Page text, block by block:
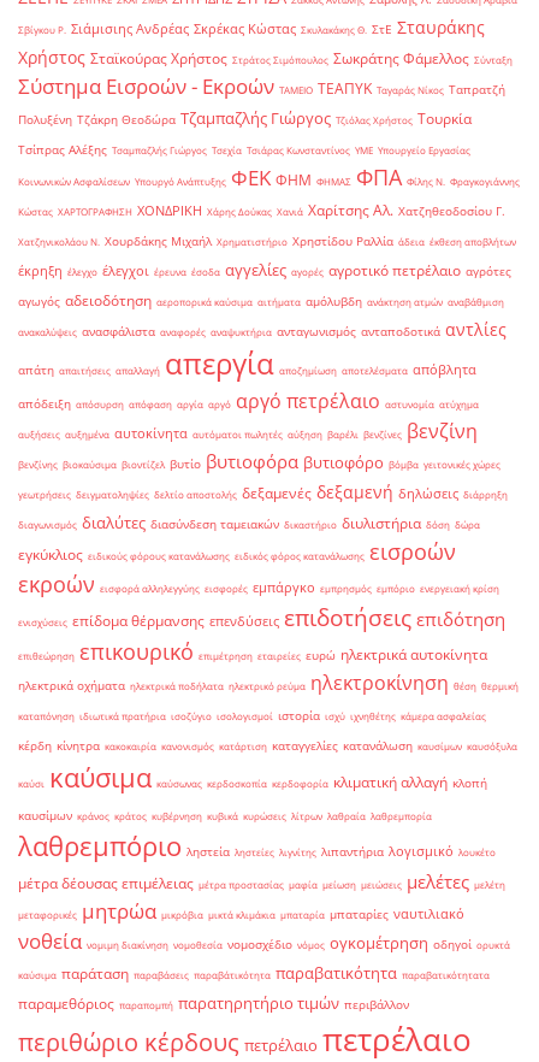
Σβίγκου Ρ. Σιάμισιης Ανδρέας Σκρέκας Κώστας Σκυλακάκης Θ. ΣτΕ Σταυράκης
Χρήστος Σταϊκούρας Χρήστος Στράτος Σιμόπουλος Σωκράτης Φάμελλος Σύνταξη
Σύστημα Εισροών - Εκροών ΤΑΜΕΙΟ ΤΕΑΠΥΚ Ταγαράς Νίκος Ταπρατζή
Πολυξένη Τζάκρη Θεοδώρα Τζαμπαζλής Γιώργος Τζιόλας Χρήστος Τουρκία
Τσίπρας Αλέξης Τσαμπαζλής Γιώργος Τσεχία Τσιάρας Κωνσταντίνος ΥΜΕ Υπουργείο Εργασίας
Κοινωνικών Ασφαλίσεων Υπουργό Ανάπτυξης ΦΕΚ ΦΗΜ ΦΗΜΑΣ ΦΠΑ Φίλης Ν. Φραγκογιάννης
Κώστας ΧΑΡΤΟΓΡΑΦΗΣΗ ΧΟΝΔΡΙΚΗ Χάρης Δούκας Χανιά Χαρίτσης Αλ. Χατζηθεοδοσίου Γ.
Χατζηνικολάου Ν. Χουρδάκης Μιχαήλ Χρηματιστήριο Χρηστίδου Ραλλία άδεια έκθεση αποβλήτων
έκρηξη έλεγχο έλεγχοι έρευνα έσοδα αγγελίες αγορές αγροτικό πετρέλαιο αγρότες
αγωγός αδειοδότηση αεροπορικά καύσιμα αιτήματα αμόλυβδη ανάκτηση ατμών αναβάθμιση
ανακαλύψεις ανασφάλιστα αναφορές αναψυκτήρια ανταγωνισμός ανταποδοτικά αντλίες
απάτη απαιτήσεις απαλλαγή απεργία αποζημίωση αποτελέσματα απόβλητα
απόδειξη απόσυρση απόφαση αργία αργό αργό πετρέλαιο αστυνομία ατύχημα
αυξήσεις αυξημένα αυτοκίνητα αυτόματοι πωλητές αύξηση βαρέλι βενζίνες βενζίνη
βενζίνης βιοκαύσιμα βιοντίζελ βυτίο βυτιοφόρα βυτιοφόρο βόμβα γειτονικές χώρες
γεωτρήσεις δειγματοληψίες δελτίο αποστολής δεξαμενές δεξαμενή δηλώσεις διάρρηξη
διαγωνισμός διαλύτες διασύνδεση ταμειακών δικαστήριο διυλιστήρια δόση δώρα
εγκύκλιος ειδικούς φόρους κατανάλωσης ειδικός φόρος κατανάλωσης εισροών
εκροών εισφορά αλληλεγγύης εισφορές εμπάργκο εμπρησμός εμπόριο ενεργειακή κρίση
ενισχύσεις επίδομα θέρμανσης επενδύσεις επιδοτήσεις επιδότηση
επιθεώρηση επικουρικό επιμέτρηση εταιρείες ευρώ ηλεκτρικά αυτοκίνητα
ηλεκτρικά οχήματα ηλεκτρικά ποδήλατα ηλεκτρικό ρεύμα ηλεκτροκίνηση θέση θερμική
καταπόνηση ιδιωτικά πρατήρια ισοζύγιο ισολογισμοί ιστορία ισχύ ιχνηθέτης κάμερα ασφαλείας
κέρδη κίνητρα κακοκαιρία κανονισμός κατάρτιση καταγγελίες κατανάλωση καυσίμων καυσόξυλα
καύσι καύσιμα καύσωνας κερδοσκοπία κερδοφορία κλιματική αλλαγή κλοπή
καυσίμων κράνος κράτος κυβέρνηση κυβικά κυρώσεις λίτρων λαθραία λαθρεμπορία
λαθρεμπόριο ληστεία ληστείες λιγνίτης λιπαντήρια λογισμικό λουκέτο
μέτρα δέουσας επιμέλειας μέτρα προστασίας μαφία μείωση μειώσεις μελέτες μελέτη
μεταφορικές μητρώα μικρόβια μικτά κλιμάκια μπαταρία μπαταρίες ναυτιλιακό
νοθεία νομιμη διακίνηση νομοθεσία νομοσχέδιο νόμος ογκομέτρηση οδηγοί ορυκτά
καύσιμα παράταση παραβάσεις παραβάτικότητα παραβατικότητα παραβατικότητατα
παραμεθόριος παραπομπή παρατηρητήριο τιμών περιβάλλον
περιθώριο κέρδους πετρέλαιο πετρέλαιο